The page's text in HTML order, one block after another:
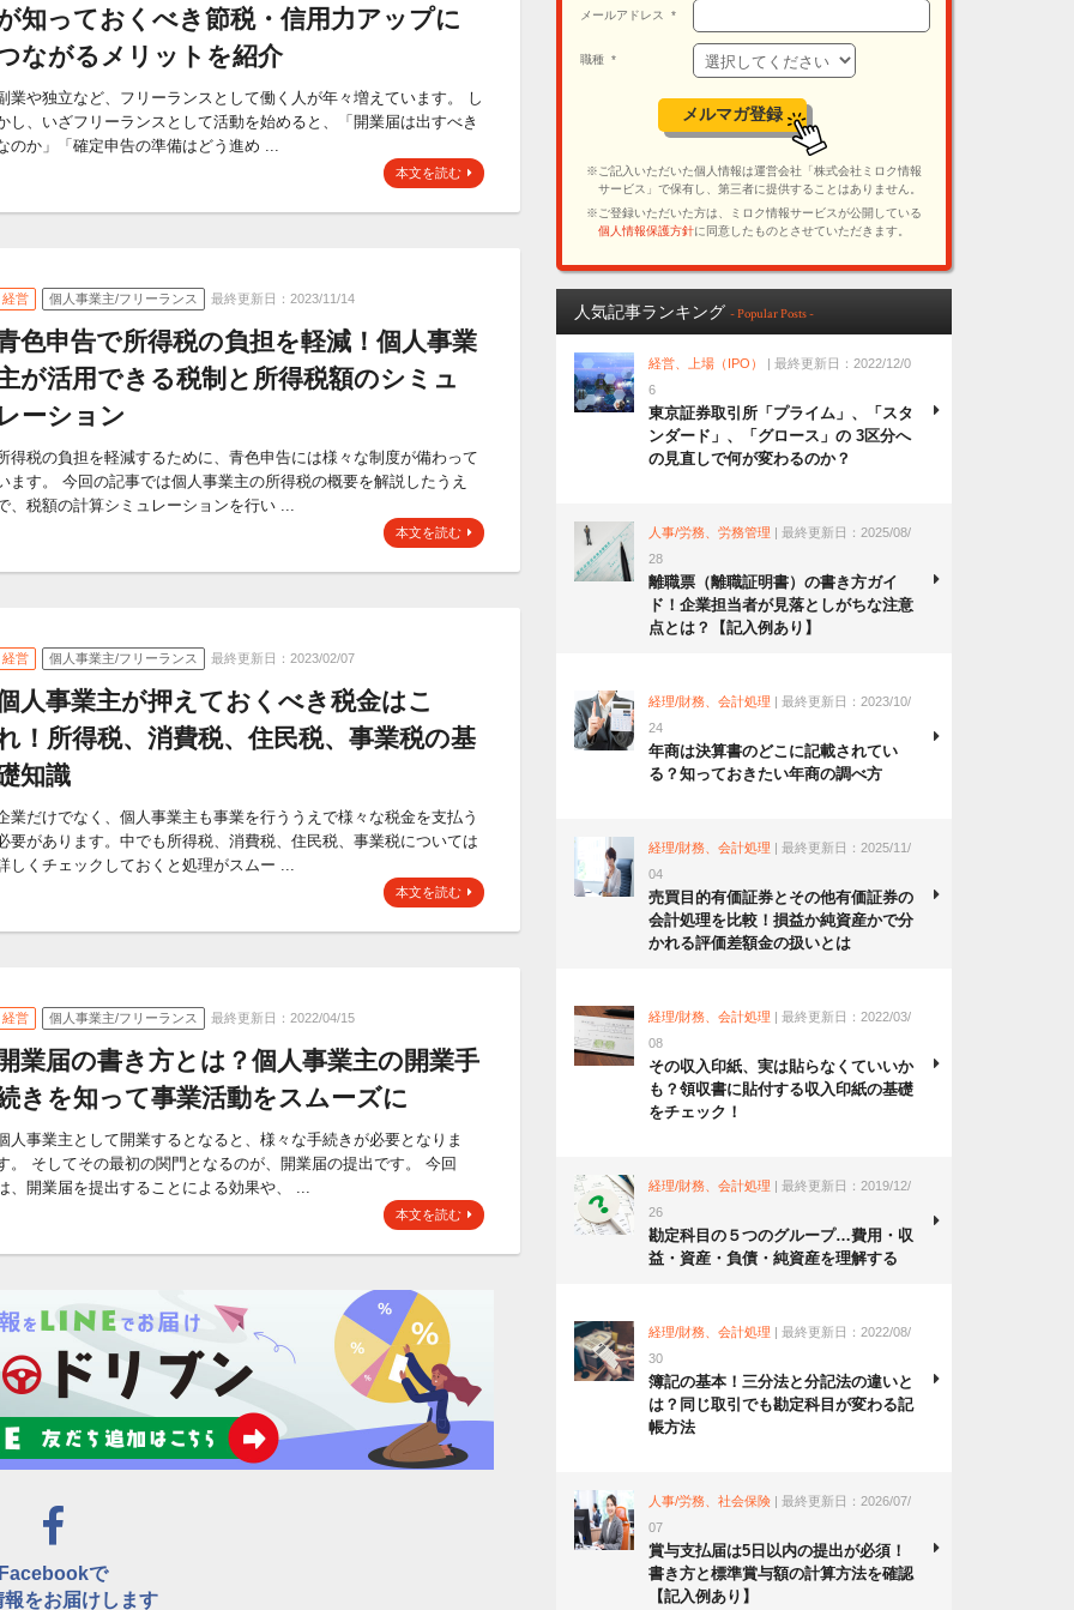
知っておくべき節税・信用力アップに
ながるメリットを紹介
業や独立など、フリーランスとして働く人が年々増えています。 し
し、いざフリーランスとして活動を始めると、「開業届は出すべき
のか」「確定申告の準備はどう進め ...
本文を読む
経営 個人事業主/フリーランス 最終更新日：2023/11/14
色申告で所得税の負担を軽減！個人事業
が活用できる税制と所得税額のシミュ
ーション
得税の負担を軽減するために、青色申告には様々な制度が備わって
ます。 今回の記事では個人事業主の所得税の概要を解説したうえ
、税額の計算シミュレーションを行い ...
本文を読む
経営 個人事業主/フリーランス 最終更新日：2023/02/07
人事業主が押えておくべき税金はこ
！所得税、消費税、住民税、事業税の基
知識
業だけでなく、個人事業主も事業を行ううえで様々な税金を支払う
要があります。中でも所得税、消費税、住民税、事業税については
しくチェックしておくと処理がスムー ...
本文を読む
経営 個人事業主/フリーランス 最終更新日：2022/04/15
業届の書き方とは？個人事業主の開業手
きを知って事業活動をスムーズに
人事業主として開業するとなると、様々な手続きが必要となりま
。 そしてその最初の関門となるのが、開業届の提出です。 今回
、開業届を提出することによる効果や、 ...
本文を読む
で
報をお届けします
人気記事ランキング - Popular Posts -
経営、上場（IPO）
| 最終更新日：2022/12/0
6
東京証券取引所「プライム」、「スタ
ンダード」、「グロース」の 3区分へ
の見直しで何が変わるのか？
人事/労務、労務管理 | 最終更新日：2025/08/
28
離職票（離職証明書）の書き方ガイ
ド！企業担当者が見落としがちな注意
点とは？【記入例あり】
経理/財務、会計処理 | 最終更新日：2023/10/
24
年商は決算書のどこに記載されてい
る？知っておきたい年商の調べ方
経理/財務、会計処理 | 最終更新日：2025/11/
04
売買目的有価証券とその他有価証券の
会計処理を比較！損益か純資産かで分
かれる評価差額金の扱いとは
経理/財務、会計処理 | 最終更新日：2022/03/
08
その収入印紙、実は貼らなくていいか
も？領収書に貼付する収入印紙の基礎
をチェック！
経理/財務、会計処理 | 最終更新日：2019/12/
26
勘定科目の５つのグループ…費用・収
益・資産・負債・純資産を理解する
経理/財務、会計処理 | 最終更新日：2022/08/
30
簿記の基本！三分法と分記法の違いと
は？同じ取引でも勘定科目が変わる記
帳方法
人事/労務、社会保険 | 最終更新日：2026/07/
07
賞与支払届は5日以内の提出が必須！
書き方と標準賞与額の計算方法を確認
【記入例あり】